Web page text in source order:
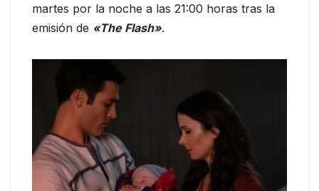
martes por la noche a las 21:00 horas tras la
emisión de «The Flash».